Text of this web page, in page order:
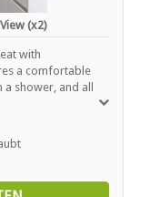
(x2)
with
a comfortable
shower, and all
stay. Stay
use of the
and
options on the
added